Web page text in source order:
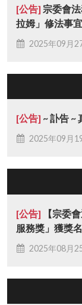
[公告] 宗委會
拉姆」修法事
2025年09月
[公告] ~ 訃告 ~
2025年09月
[公告] 【宗委
服務獎」獲獎
2025年08月